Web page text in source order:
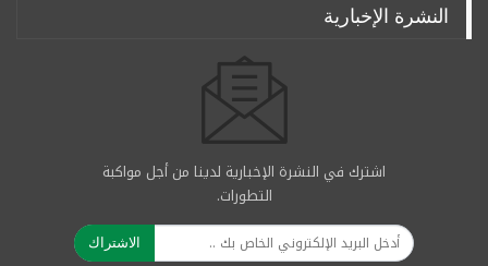
النشرة الإخبارية
اشترك في النشرة الإخبارية لدينا من أجل مواكبة
التطورات.
الاشتراك